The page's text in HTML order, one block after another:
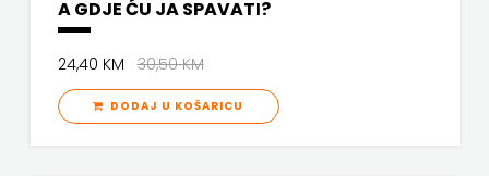
ZOE
PLANETOPIJA
PLANJAX
A GDJE ĆU JA SPAVATI?
24,40 KM30,50 KM
DODAJ U KOŠARICU